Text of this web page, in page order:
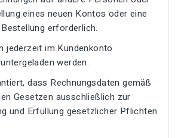
eines neuen Kontos oder eine
erforderlich.
jederzeit im Kundenkonto
werden.
dass Rechnungsdaten gemäß
Gesetzen ausschließlich zur
und Erfüllung gesetzlicher Pflichten